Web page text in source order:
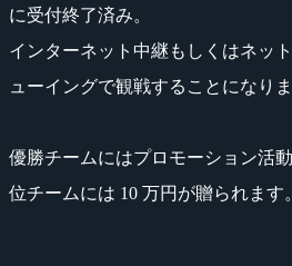
に受付終了済み。
インターネット中継もしくはネッ
ューイングで観戦することになりま
優勝チームにはプロモーション活
位チームには 10 万円が贈られます。